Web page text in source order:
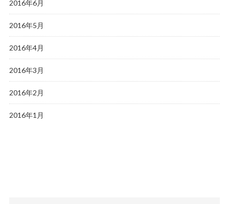
2016年6月
2016年5月
2016年4月
2016年3月
2016年2月
2016年1月